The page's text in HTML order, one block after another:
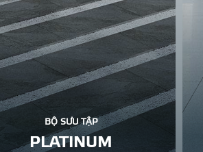
BỘ SƯU TẬP
PLATINUM